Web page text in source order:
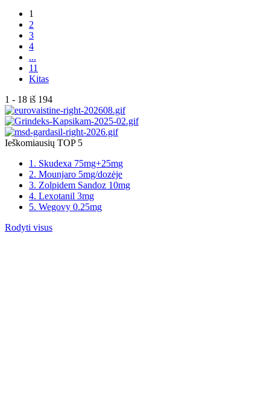
1
2
3
4
...
11
Kitas
1 - 18 iš 194
Ieškomiausių TOP 5
1. Skudexa 75mg+25mg
2. Mounjaro 5mg/dozėje
3. Zolpidem Sandoz 10mg
4. Lexotanil 3mg
5. Wegovy 0.25mg
Rodyti visus